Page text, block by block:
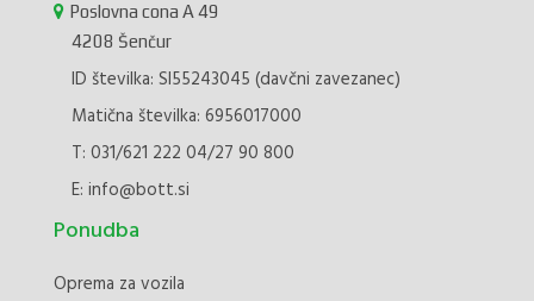
Poslovna cona A 49
4208 Šenčur
ID številka: SI55243045 (davčni zavezanec)
Matična številka: 6956017000
T: 031/621 222 04/27 90 800
E: info@bott.si
Ponudba
Oprema za vozila